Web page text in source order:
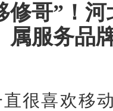
修哥”！
属服务品
直很喜欢移